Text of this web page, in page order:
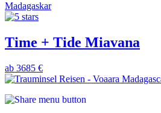
Madagaskar
Time + Tide Miavana
ab 3685 €